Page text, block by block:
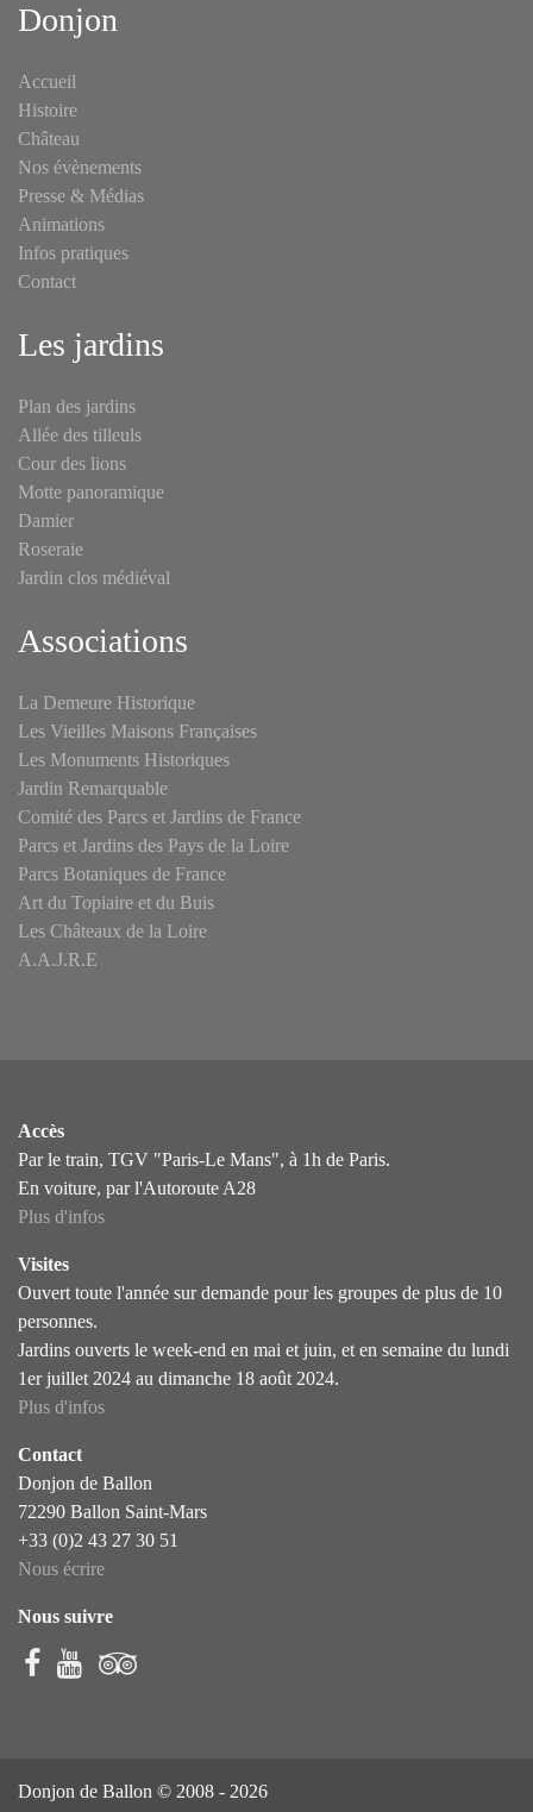
Donjon
Accueil
Histoire
Château
Nos évènements
Presse & Médias
Animations
Infos pratiques
Contact
Les jardins
Plan des jardins
Allée des tilleuls
Cour des lions
Motte panoramique
Damier
Roseraie
Jardin clos médiéval
Associations
La Demeure Historique
Les Vieilles Maisons Françaises
Les Monuments Historiques
Jardin Remarquable
Comité des Parcs et Jardins de France
Parcs et Jardins des Pays de la Loire
Parcs Botaniques de France
Art du Topiaire et du Buis
Les Châteaux de la Loire
A.A.J.R.E
Accès
Par le train, TGV "Paris-Le Mans", à 1h de Paris.
En voiture, par l'Autoroute A28
Plus d'infos
Visites
Ouvert toute l'année sur demande pour les groupes de plus de 10
personnes.
Jardins ouverts le week-end en mai et juin, et en semaine du lundi
1er juillet 2024 au dimanche 18 août 2024.
Plus d'infos
Contact
Donjon de Ballon
72290 Ballon Saint-Mars
+33 (0)2 43 27 30 51
Nous écrire
Nous suivre
Donjon de Ballon © 2008 - 2026